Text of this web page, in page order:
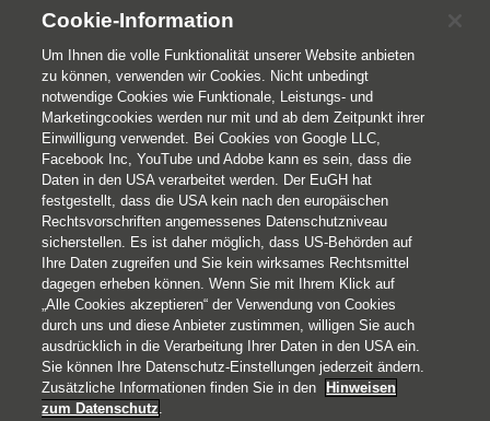
Publikationen
Nachhaltigkeit
© 2026 Helvetia Versicherungen AG
Hoher Markt 10-11
1010 Wien
+43 50 222-1000
Impressum
Cookie-Information
Um Ihnen die volle Funktionalität unserer Website anbieten
zu können, verwenden wir Cookies. Nicht unbedingt
notwendige Cookies wie Funktionale, Leistungs- und
Marketingcookies werden nur mit und ab dem Zeitpunkt ihrer
Einwilligung verwendet. Bei Cookies von Google LLC,
Facebook Inc, YouTube und Adobe kann es sein, dass die
Daten in den USA verarbeitet werden. Der EuGH hat
festgestellt, dass die USA kein nach den europäischen
Rechtsvorschriften angemessenes Datenschutzniveau
sicherstellen. Es ist daher möglich, dass US-Behörden auf
Ihre Daten zugreifen und Sie kein wirksames Rechtsmittel
dagegen erheben können. Wenn Sie mit Ihrem Klick auf
„Alle Cookies akzeptieren“ der Verwendung von Cookies
durch uns und diese Anbieter zustimmen, willigen Sie auch
ausdrücklich in die Verarbeitung Ihrer Daten in den USA ein.
Sie können Ihre Datenschutz-Einstellungen jederzeit ändern.
Zusätzliche Informationen finden Sie in den
Hinweisen
zum Datenschutz.